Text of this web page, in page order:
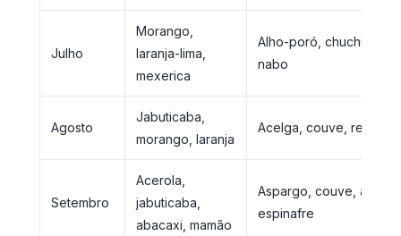
Julho
Morango,
laranja-lima,
mexerica
Alho-poró, chuchu,
nabo
Agosto
Jabuticaba,
morango, laranja
Acelga, couve,
Setembro
Acerola,
jabuticaba,
abacaxi, mamão
Aspargo, couve,
espinafre